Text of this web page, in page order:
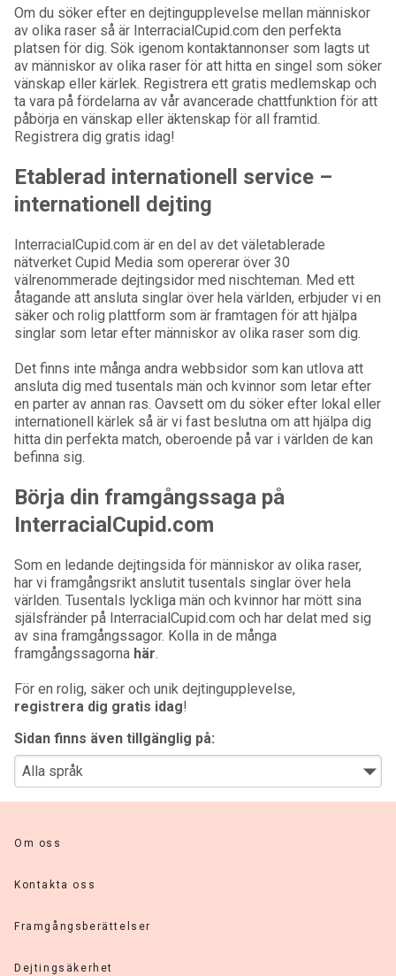
Om du söker efter en dejtingupplevelse mellan människor
av olika raser så är InterracialCupid.com den perfekta
platsen för dig. Sök igenom kontaktannonser som lagts ut
av människor av olika raser för att hitta en singel som söker
vänskap eller kärlek. Registrera ett gratis medlemskap och
ta vara på fördelarna av vår avancerade chattfunktion för att
påbörja en vänskap eller äktenskap för all framtid.
Registrera dig gratis idag!
Etablerad internationell service –
internationell dejting
InterracialCupid.com är en del av det väletablerade
nätverket Cupid Media som opererar över 30
välrenommerade dejtingsidor med nischteman. Med ett
åtagande att ansluta singlar över hela världen, erbjuder vi en
säker och rolig plattform som är framtagen för att hjälpa
singlar som letar efter människor av olika raser som dig.
Det finns inte många andra webbsidor som kan utlova att
ansluta dig med tusentals män och kvinnor som letar efter
en parter av annan ras. Oavsett om du söker efter lokal eller
internationell kärlek så är vi fast beslutna om att hjälpa dig
hitta din perfekta match, oberoende på var i världen de kan
befinna sig.
Börja din framgångssaga på
InterracialCupid.com
Som en ledande dejtingsida för människor av olika raser,
har vi framgångsrikt anslutit tusentals singlar över hela
världen. Tusentals lyckliga män och kvinnor har mött sina
själsfränder på InterracialCupid.com och har delat med sig
av sina framgångssagor. Kolla in de många
framgångssagorna här.
För en rolig, säker och unik dejtingupplevelse,
registrera dig gratis idag!
Sidan finns även tillgänglig på:
Om oss
Kontakta oss
Framgångsberättelser
Dejtingsäkerhet